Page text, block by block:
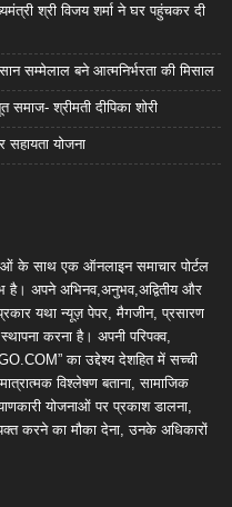
श्री विजय शर्मा ने घर पहुंचकर दी
सम्मेलाल बने आत्मनिर्भरता की मिसाल
श्रीमती दीपिका शोरी
सहायता योजना
के साथ एक ऑनलाइन समाचार पोर्टल
है। अपने अभिनव,अनुभव,अद्वितीय और
यथा न्यूज़ पेपर, मैगजीन, प्रसारण
करना है। अपनी परिपक्व,
का उद्देश्य देशहित में सच्ची
विश्लेषण बताना, सामाजिक
योजनाओं पर प्रकाश डालना,
करने का मौका देना, उनके अधिकारों